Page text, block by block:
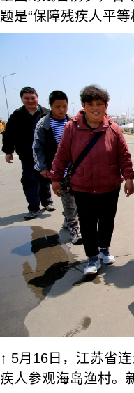
题是“保障残疾人平
↑ 5月16日，江苏省
疾人参观海岛渔村。